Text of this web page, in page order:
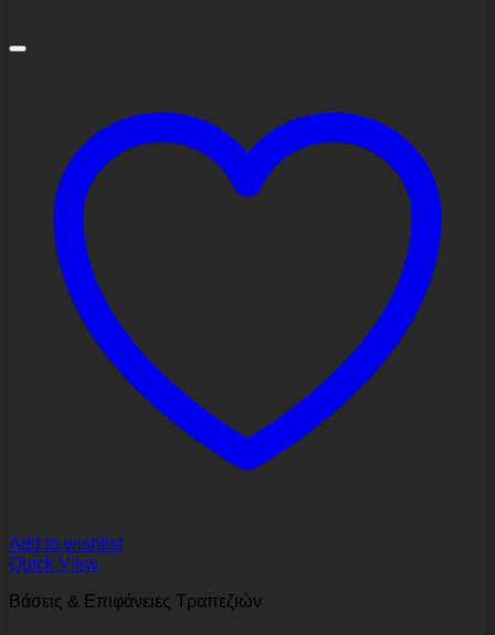
Add to wishlist
Quick View
Βάσεις & Επιφάνειες Τραπεζιών